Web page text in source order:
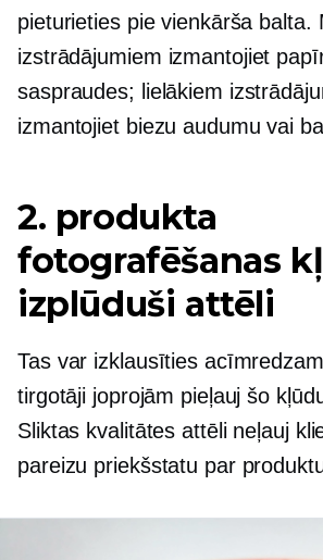
pieturieties pie vienkārša balta.
izstrādājumiem izmantojiet
saspraudes; lielākiem
izmantojiet biezu audumu vai
2. produkta
fotografēšanas
izplūduši attēli
Tas var izklausīties
tirgotāji joprojām pieļauj šo
Sliktas kvalitātes attēli neļauj
pareizu priekšstatu par